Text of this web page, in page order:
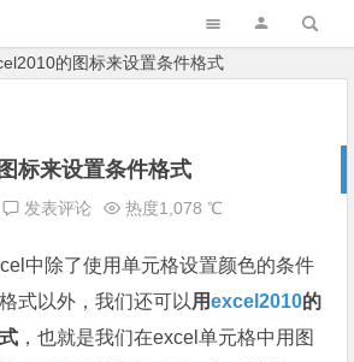
的图标来设置条件格式
标来设置条件格式
发表评论 热度1,078 ℃
除了使用单元格设置颜色的条件
式以外，我们还可以 用excel2010的
，也就是我们在excel单元格中用图